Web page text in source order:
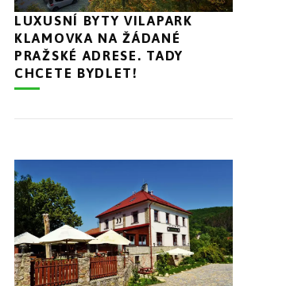
LUXUSNÍ BYTY VILAPARK
KLAMOVKA NA ŽÁDANÉ
PRAŽSKÉ ADRESE. TADY
CHCETE BYDLET!